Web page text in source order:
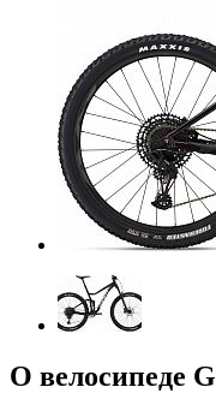
О велосипеде